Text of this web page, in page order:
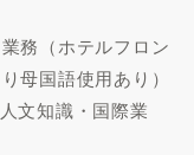
務（ホテルフロン
母国語使用あり）
文知識・国際業